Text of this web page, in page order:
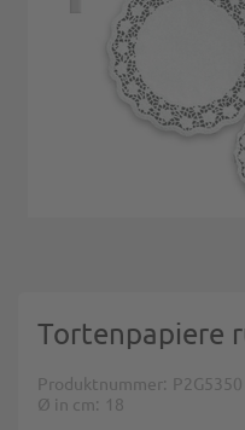
Tortenpapiere
Produktnummer P2G5350
Ø in cm
18